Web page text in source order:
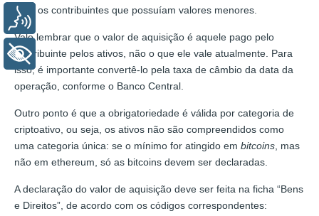
para os contribuintes que possuíam valores menores.
Vale lembrar que o valor de aquisição é aquele pago pelo
contribuinte pelos ativos, não o que ele vale atualmente. Para
isso, é importante convertê-lo pela taxa de câmbio da data da
operação, conforme o Banco Central.
Outro ponto é que a obrigatoriedade é válida por categoria de
criptoativo, ou seja, os ativos não são compreendidos como
uma categoria única: se o mínimo for atingido em bitcoins , mas
não em ethereum, só as bitcoins devem ser declaradas.
A declaração do valor de aquisição deve ser feita na ficha “Bens
e Direitos”, de acordo com os códigos correspondentes:
+ Acessibilidade